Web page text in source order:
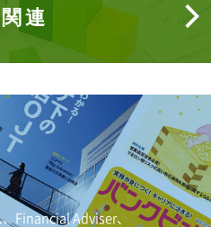
連
Financial Adviser、